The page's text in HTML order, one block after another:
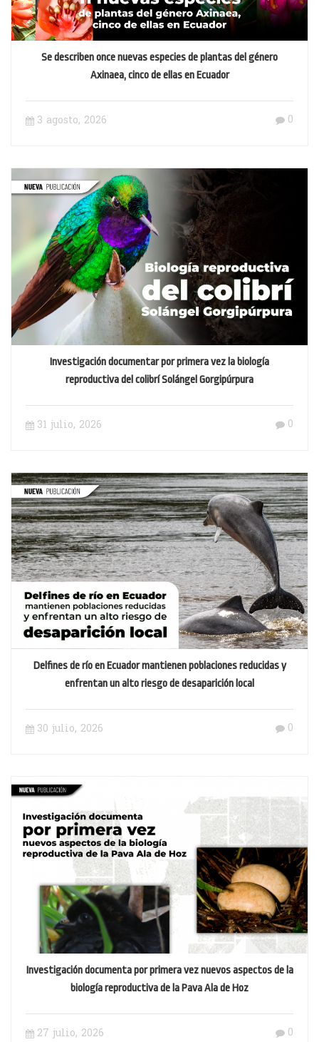
Se describen once nuevas especies de plantas del género
Axinaea, cinco de ellas en Ecuador
3 agosto, 2026 0
Investigación documentar por primera vez la biología
reproductiva del colibrí Solángel Gorgipúrpura
31 julio, 2026 0
Delfines de río en Ecuador mantienen poblaciones reducidas y
enfrentan un alto riesgo de desaparición local
30 julio, 2026 0
Investigación documenta por primera vez nuevos aspectos de la
biología reproductiva de la Pava Ala de Hoz
27 julio, 2026 0